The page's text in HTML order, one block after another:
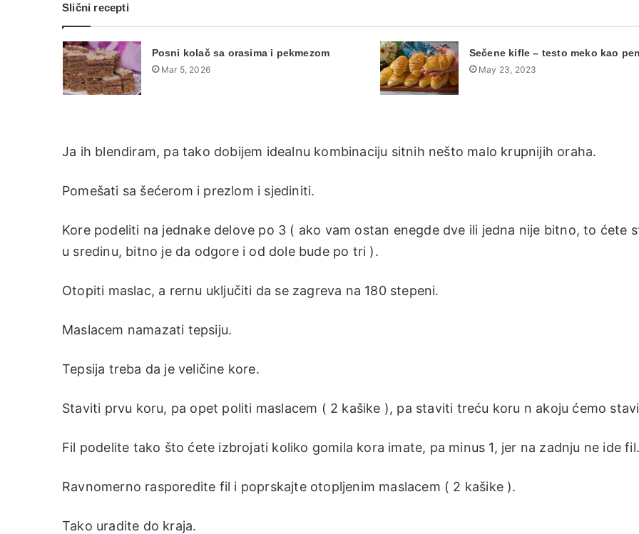
Slični recepti
Posni kolač sa orasima i pekmezom
Mar 5, 2026
Sečene kifle – testo meko kao
May 23, 2023
Ja ih blendiram, pa tako dobijem idealnu kombinaciju sitnih nešto malo krupnijih oraha.
Pomešati sa šećerom i prezlom i sjediniti.
Kore podeliti na jednake delove po 3 ( ako vam ostan enegde dve ili jedna nije bitno, to ćete
u sredinu, bitno je da odgore i od dole bude po tri ).
Otopiti maslac, a rernu uključiti da se zagreva na 180 stepeni.
Maslacem namazati tepsiju.
Tepsija treba da je veličine kore.
Staviti prvu koru, pa opet politi maslacem ( 2 kašike ), pa staviti treću koru n akoju ćemo
Fil podelite tako što ćete izbrojati koliko gomila kora imate, pa minus 1, jer na zadnju ne ide fil.
Ravnomerno rasporedite fil i poprskajte otopljenim maslacem ( 2 kašike ).
Tako uradite do kraja.